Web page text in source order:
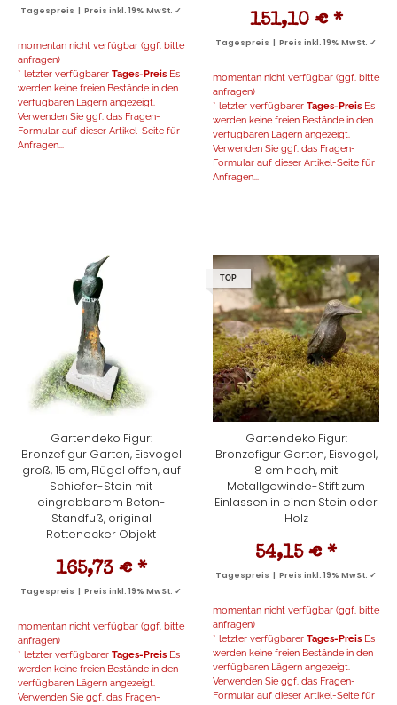
Tagespreis | Preis inkl. 19% MwSt. ✓
momentan nicht verfügbar (ggf. bitte
anfragen)
* letzter verfügbarer Tages-Preis Es
werden keine freien Bestände in den
verfügbaren Lägern angezeigt.
Verwenden Sie ggf. das Fragen-
Formular auf dieser Artikel-Seite für
Anfragen...
151,10 € *
Tagespreis | Preis inkl. 19% MwSt. ✓
momentan nicht verfügbar (ggf. bitte
anfragen)
* letzter verfügbarer Tages-Preis Es
werden keine freien Bestände in den
verfügbaren Lägern angezeigt.
Verwenden Sie ggf. das Fragen-
Formular auf dieser Artikel-Seite für
Anfragen...
Gartendeko Figur:
Bronzefigur Garten, Eisvogel
groß, 15 cm, Flügel offen, auf
Schiefer-Stein mit
eingrabbarem Beton-
Standfuß, original
Rottenecker Objekt
165,73 € *
Tagespreis | Preis inkl. 19% MwSt. ✓
momentan nicht verfügbar (ggf. bitte
anfragen)
* letzter verfügbarer Tages-Preis Es
werden keine freien Bestände in den
verfügbaren Lägern angezeigt.
Verwenden Sie ggf. das Fragen-
TOP
Gartendeko Figur:
Bronzefigur Garten, Eisvogel,
8 cm hoch, mit
Metallgewinde-Stift zum
Einlassen in einen Stein oder
Holz
54,15 € *
Tagespreis | Preis inkl. 19% MwSt. ✓
momentan nicht verfügbar (ggf. bitte
anfragen)
* letzter verfügbarer Tages-Preis Es
werden keine freien Bestände in den
verfügbaren Lägern angezeigt.
Verwenden Sie ggf. das Fragen-
Formular auf dieser Artikel-Seite für